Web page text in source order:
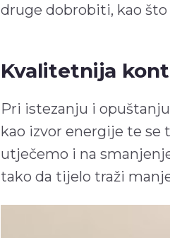
druge dobrobiti, kao
Kvalitetnija
Pri istezanju i
kao izvor energije te se
utječemo i na
tako da tijelo traži